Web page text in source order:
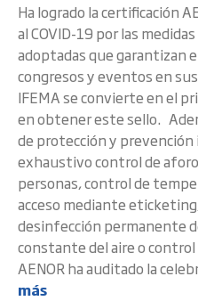
Ha logrado la certificación
al COVID-19 por las
adoptadas que garantizan
congresos y eventos en
IFEMA se convierte en el
en obtener este sello.
de protección y prevención
exhaustivo control de
personas, control de
acceso mediante
desinfección permanente
constante del aire o
AENOR ha auditado la
más